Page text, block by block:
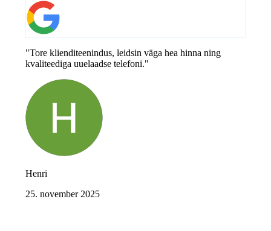
"Tore klienditeenindus, leidsin väga hea hinna ning
kvaliteediga uuelaadse telefoni."
Henri
25. november 2025